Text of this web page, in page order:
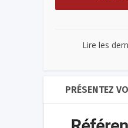
Lire les
PRÉSENTEZ